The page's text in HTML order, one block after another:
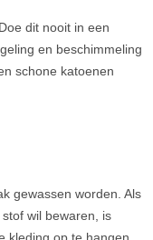
dit nooit in een
en beschimmeling
schone katoenen
gewassen worden. Als
wil bewaren, is